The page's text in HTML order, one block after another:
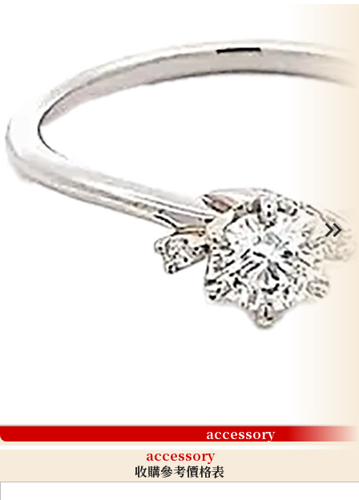
accessory
accessory
收購參考價格表